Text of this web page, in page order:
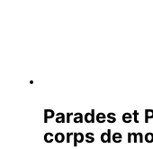
Parades et
corps de